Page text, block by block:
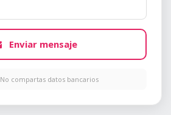
Enviar mensaje
compartas datos bancarios